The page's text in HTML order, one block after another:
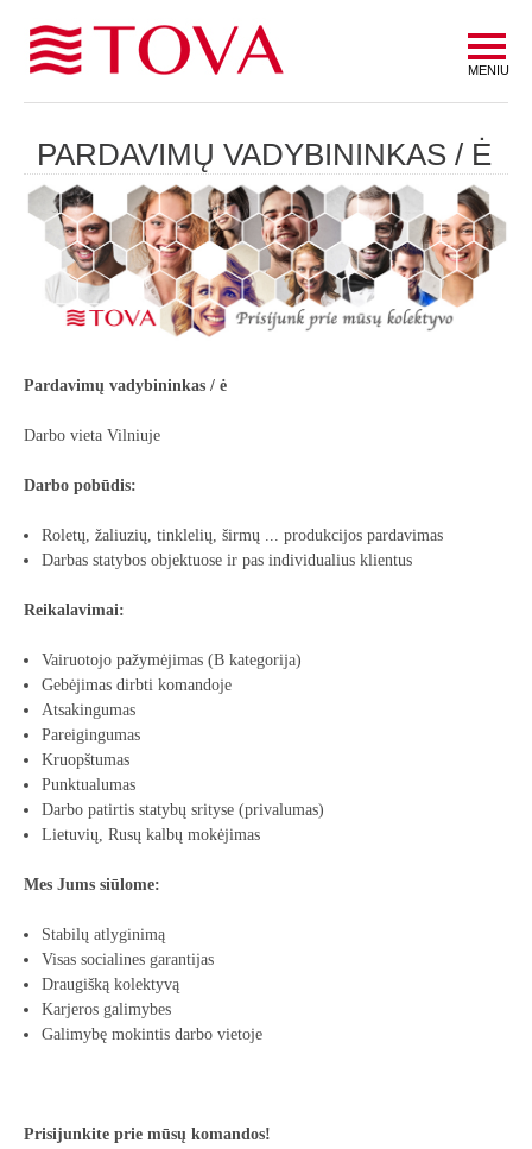
MENIU
PARDAVIMŲ VADYBININKAS / Ė
Pardavimų vadybininkas / ė
Darbo vieta Vilniuje
Darbo pobūdis:
Roletų, žaliuzių, tinklelių, širmų ... produkcijos pardavimas
Darbas statybos objektuose ir pas individualius klientus
Reikalavimai:
Vairuotojo pažymėjimas (B kategorija)
Gebėjimas dirbti komandoje
Atsakingumas
Pareigingumas
Kruopštumas
Punktualumas
Darbo patirtis statybų srityse (privalumas)
Lietuvių, Rusų kalbų mokėjimas
Mes Jums siūlome:
Stabilų atlyginimą
Visas socialines garantijas
Draugišką kolektyvą
Karjeros galimybes
Galimybę mokintis darbo vietoje
Prisijunkite prie mūsų komandos!